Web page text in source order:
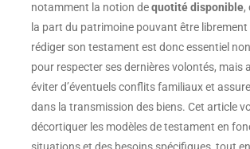
notamment la notion dequotité disponible,
la part du patrimoine pouvant être librement
rédiger son testament est donc essentiel
pour respecter ses dernières volontés, mais
éviter d’éventuels conflits familiaux et
dans la transmission des biens. Cet article
décortiquer les modèles de testament en